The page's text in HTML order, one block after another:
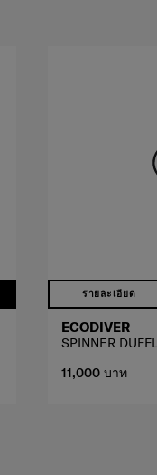
รายละเอียด
ECODIVER
SPINNER
11,000 บาท